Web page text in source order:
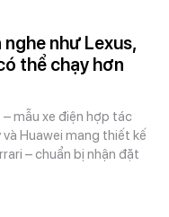
như Lexus,
thể chạy hơn
– mẫu xe điện hợp tác
và Huawei mang thiết kế
– chuẩn bị nhận đặt